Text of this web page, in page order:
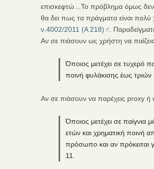
επισκεφτώ…Το πρόβλημα όμως δεν
θα δει πως τα πράγματα είναι
ν.4002/2011 (Α 218)
.
Αν σε πιάσουν ως χρήστη να
Όποιος μετέχει σε τυχερό
ποινή φυλάκισης έως
Αν σε πιάσουν να παρέχεις proxy ή
Όποιος μετέχει σε
ετών και χρηματική ποινή
πρόσωπο και αν
11.